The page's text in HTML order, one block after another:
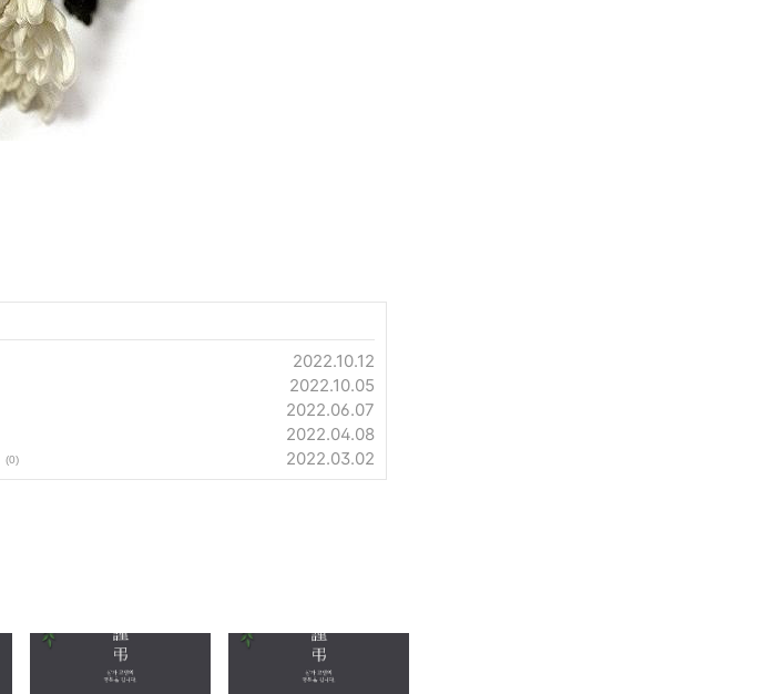
2022.10.12
2022.10.05
2022.06.07
2022.04.08
(0) 2022.03.02